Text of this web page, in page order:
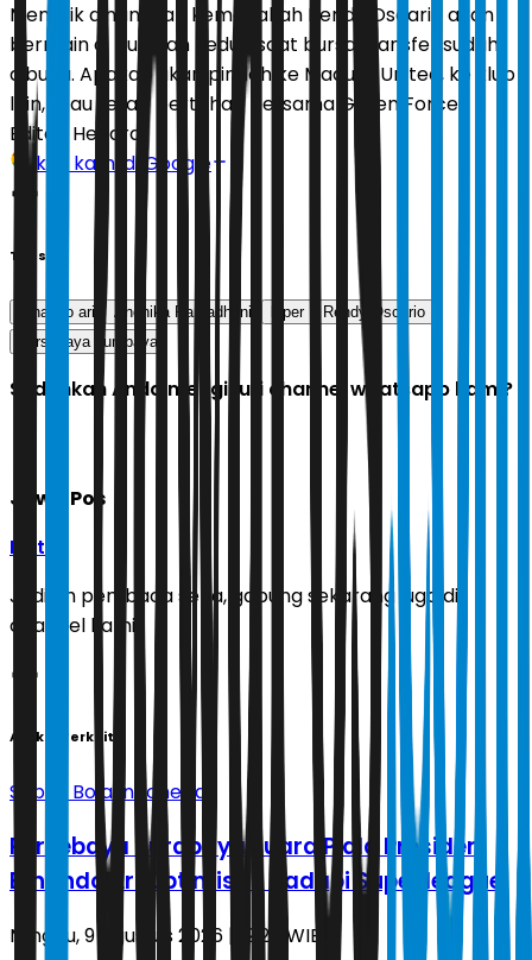
Menarik dinantikan kemanakah Rendy Oscario akan
bermain di putaran kedua saat bursa transfer sudah
dibuka. Apakah akan pindah ke Madura United, ke klub
lain, atau tetap bertahan bersama Green Force?
Editor: Hendra
Ikuti kami di Google
Tags
ernando ari Andhika Ramadhani kiper
Rendy Oscario
persebaya surabaya
Sudahkah Anda mengikuti channel whatsapp kami?
Jawa Pos
Ikuti
Jadilah pembaca setia, gabung sekarang juga di
channel kami!
Artikel Terkait
Sepak Bola Indonesia
Persebaya Surabaya Juara Piala Presiden,
Ernando Ari Optimistis Hadapi Super league
Minggu, 9 Agustus 2026 | 12.25 WIB